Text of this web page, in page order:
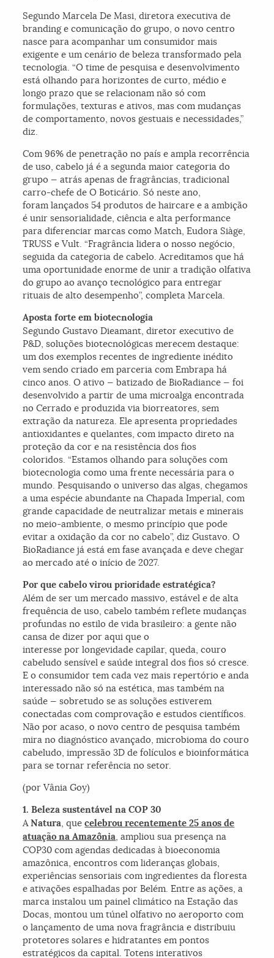
Segundo Marcela De Masi, diretora executiva de
branding e comunicação do grupo, o novo centro
nasce para acompanhar um consumidor mais
exigente e um cenário de beleza transformado pela
tecnologia. “O time de pesquisa e desenvolvimento
está olhando para horizontes de curto, médio e
longo prazo que se relacionam não só com
formulações, texturas e ativos, mas com mudanças
de comportamento, novos gestuais e necessidades,”
diz.
Com 96% de penetração no país e ampla recorrência
de uso, cabelo já é a segunda maior categoria do
grupo — atrás apenas de fragrâncias, tradicional
carro-chefe de O Boticário. Só neste ano,
foram lançados 54 produtos de haircare e a ambição
é unir sensorialidade, ciência e alta performance
para diferenciar marcas como Match, Eudora Siàge,
TRUSS e Vult. “Fragrância lidera o nosso negócio,
seguida da categoria de cabelo. Acreditamos que há
uma oportunidade enorme de unir a tradição olfativa
do grupo ao avanço tecnológico para entregar
rituais de alto desempenho”, completa Marcela.
Aposta forte em biotecnologia
Segundo Gustavo Dieamant, diretor executivo de
P&D, soluções biotecnológicas merecem destaque:
um dos exemplos recentes de ingrediente inédito
vem sendo criado em parceria com Embrapa há
cinco anos. O ativo — batizado de BioRadiance — foi
desenvolvido a partir de uma microalga encontrada
no Cerrado e produzida via biorreatores, sem
extração da natureza. Ele apresenta propriedades
antioxidantes e quelantes, com impacto direto na
proteção da cor e na resistência dos fios
coloridos. “Estamos olhando para soluções com
biotecnologia como uma frente necessária para o
mundo. Pesquisando o universo das algas, chegamos
a uma espécie abundante na Chapada Imperial, com
grande capacidade de neutralizar metais e minerais
no meio-ambiente, o mesmo princípio que pode
evitar a oxidação da cor no cabelo”, diz Gustavo. O
BioRadiance já está em fase avançada e deve chegar
ao mercado até o início de 2027.
Por que cabelo virou prioridade estratégica?
Além de ser um mercado massivo, estável e de alta
frequência de uso, cabelo também reflete mudanças
profundas no estilo de vida brasileiro: a gente não
cansa de dizer por aqui que o
interesse por longevidade capilar, queda, couro
cabeludo sensível e saúde integral dos fios só cresce.
E o consumidor tem cada vez mais repertório e anda
interessado não só na estética, mas também na
saúde — sobretudo se as soluções estiverem
conectadas com comprovação e estudos científicos.
Não por acaso, o novo centro de pesquisa também
mira no diagnóstico avançado, microbioma do couro
cabeludo, impressão 3D de folículos e bioinformática
para se tornar referência no setor.
(por Vânia Goy)
1. Beleza sustentável na COP 30
ANatura, quecelebrou recentemente 25 anos de
atuação na Amazônia, ampliou sua presença na
COP30 com agendas dedicadas à bioeconomia
amazônica, encontros com lideranças globais,
experiências sensoriais com ingredientes da floresta
e ativações espalhadas por Belém. Entre as ações, a
marca instalou um painel climático na Estação das
Docas, montou um túnel olfativo no aeroporto com
o lançamento de uma nova fragrância e distribuiu
protetores solares e hidratantes em pontos
estratégicos da capital. Totens interativos